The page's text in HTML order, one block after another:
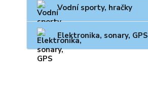
Vodní sporty, hračky
Elektronika, sonary, GPS